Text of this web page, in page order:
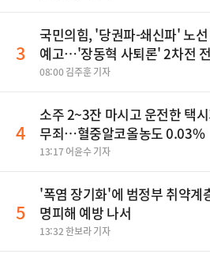
3
국민의힘, '당권파-쇄신파' 노선
예고…'장동혁 사퇴론' 2차전
08:00 김주훈 기자
4
소주 2~3잔 마시고 운전한 택
무죄…혈중알코올농도 0.03%
13:17 어윤수 기자
5
'폭염 장기화'에 범정부 취약계
명피해 예방 나서
13:32 한보라 기자